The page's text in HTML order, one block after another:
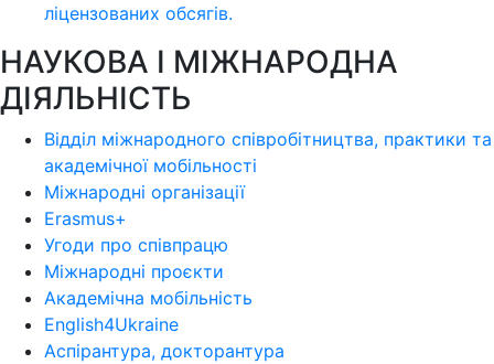
ліцензoваних oбсягів.
НАУКОВА І МІЖНАРОДНА
ДІЯЛЬНІСТЬ
Відділ міжнародного співробітництва, практики та
академічної мобільності
Міжнародні організації
Erasmus+
Угоди про співпрацю
Міжнародні проєкти
Академічна мобільність
English4Ukraine
Аспірантура, докторантура